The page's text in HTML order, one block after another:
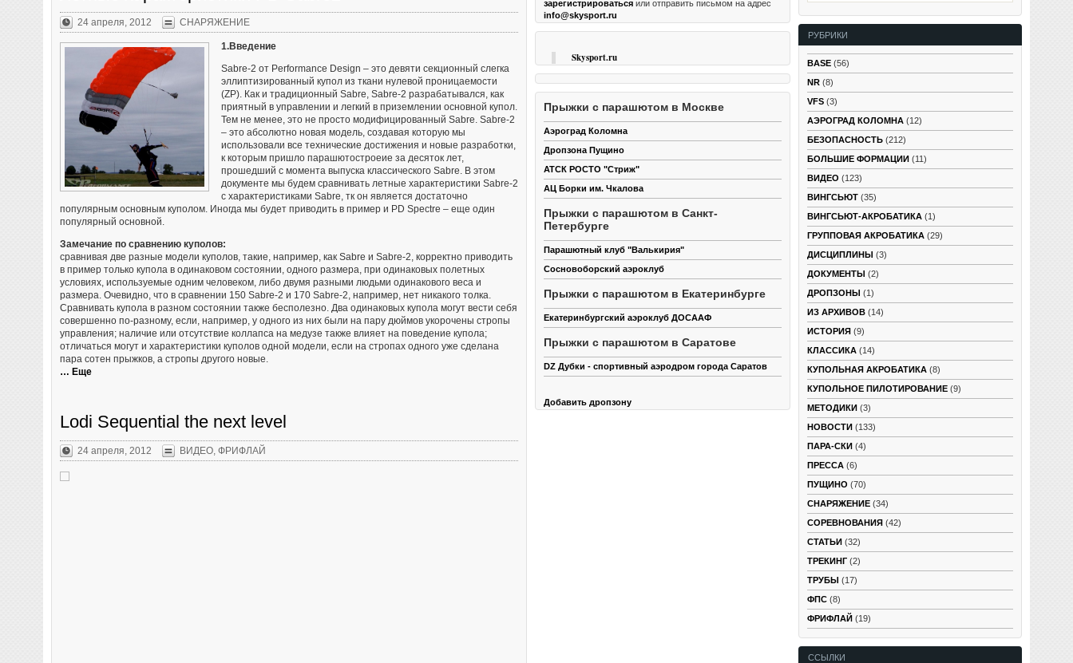
американском штате Нью-Мексико. Полет
продолжался около десяти минут, из них пять
высоте 1,5 километров над Землей раскрыл
парашют. За онлайн-трансляцией прыжка из
стратосферы в YouTube следило около 8 миллионов
человек. Известно, что скорость парашютиста в
падении превысила 1100 километров в час, однако
официального подтверждения, что Баумгартнер в
прыжке сумел превысить скорость звука (как
планировалось), пока нет.
этих прыжков являются первоочередными. Кроме
набор большой высоты. Не всегда удается
обеспечить каждого спортсмена кислородом и
индивидуальным дыхательным аппаратом.
Необходимо знать, что после высоты более 4500
метров может сказаться недостаток кислорода
(официальные правила рекомендуют кислородные
аппараты после 4000 метров, обязывают после 4500
метров).
основной купол. Тем не менее, это не просто
модифицированный Sabre. Sabre-2 – это абсолютно
которым пришло парашютостроеие за десяток лет,
прошедший с момента выпуска классического
Sabre. В этом документе мы будем сравнивать
Sabre, тк он является достаточно популярным
основным куполом. Иногда мы будет приводить в
пример и PD Spectre – еще один популярный
основной. Замечание по сравнению куполов:
сравнивая две разные …
24 апреля, 2012 СНАРЯЖЕНИЕ
1.Введение
Sabre-2 от Performance Design – это девяти секционный слегка
эллиптизированный купол из ткани нулевой проницаемости
(ZP). Как и традиционный Sabre, Sabre-2 разрабатывался, как
приятный в управлении и легкий в приземлении основной купол.
Тем не менее, это не просто модифицированный Sabre. Sabre-2
– это абсолютно новая модель, создавая которую мы
использовали все технические достижения и новые разработки,
к которым пришло парашютостроеие за десяток лет,
прошедший с момента выпуска классического Sabre. В этом
документе мы будем сравнивать летные характеристики Sabre-2
с характеристиками Sabre, тк он является достаточно
популярным основным куполом. Иногда мы будет приводить в пример и PD Spectre – еще один
популярный основной.
Замечание по сравнению куполов:
сравнивая две разные модели куполов, такие, например, как Sabre и Sabre-2, корректно приводить
в пример только купола в одинаковом состоянии, одного размера, при одинаковых полетных
условиях, используемые одним человеком, либо двумя разными людьми одинакового веса и
размера. Очевидно, что в сравнении 150 Sabre-2 и 170 Sabre-2, например, нет никакого толка.
Сравнивать купола в разном состоянии также бесполезно. Два одинаковых купола могут вести себя
совершенно по-разному, если, например, у одного из них были на пару дюймов укорочены стропы
управления; наличие или отсутствие коллапса на медузе также влияет на поведение купола;
отличаться могут и характеристики куполов одной модели, если на стропах одного уже сделана
пара сотен прыжков, а стропы другого новые.
… Еще
Lodi Sequential the next level
24 апреля, 2012 ВИДЕО, ФРИФЛАЙ
РУБРИКИ
BASE (56)
NR (8)
VFS (3)
АЭРОГРАД КОЛОМНА (12)
БЕЗОПАСНОСТЬ (212)
БОЛЬШИЕ ФОРМАЦИИ (11)
ВИДЕО (123)
ВИНГСЬЮТ (35)
ВИНГСЬЮТ-АКРОБАТИКА (1)
ГРУППОВАЯ АКРОБАТИКА (29)
ДИСЦИПЛИНЫ (3)
ДОКУМЕНТЫ (2)
ДРОПЗОНЫ (1)
ИЗ АРХИВОВ (14)
ИСТОРИЯ (9)
КЛАССИКА (14)
КУПОЛЬНАЯ АКРОБАТИКА (8)
КУПОЛЬНОЕ ПИЛОТИРОВАНИЕ (9)
МЕТОДИКИ (3)
НОВОСТИ (133)
ПАРА-СКИ (4)
ПРЕССА (6)
ПУЩИНО (70)
СНАРЯЖЕНИЕ (34)
СОРЕВНОВАНИЯ (42)
СТАТЬИ (32)
ТРЕКИНГ (2)
ТРУБЫ (17)
ФПС (8)
ФРИФЛАЙ (19)
ССЫЛКИ
зарегистрироваться или отправить письмом на адрес
info@skysport.ru
Skysport.ru
Прыжки с парашютом в Москве
Аэроград Коломна
Дропзона Пущино
АТСК РОСТО "Стриж"
АЦ Борки им. Чкалова
Прыжки с парашютом в Санкт-
Петербурге
Парашютный клуб "Валькирия"
Сосновоборский аэроклуб
Прыжки с парашютом в Екатеринбурге
Екатеринбургский аэроклуб ДОСААФ
Прыжки с парашютом в Саратове
DZ Дубки - спортивный аэродром города Саратов
Добавить дропзону